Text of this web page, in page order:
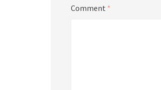
Comment *